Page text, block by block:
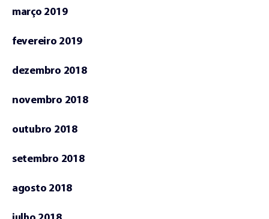
março 2019
fevereiro 2019
dezembro 2018
novembro 2018
outubro 2018
setembro 2018
agosto 2018